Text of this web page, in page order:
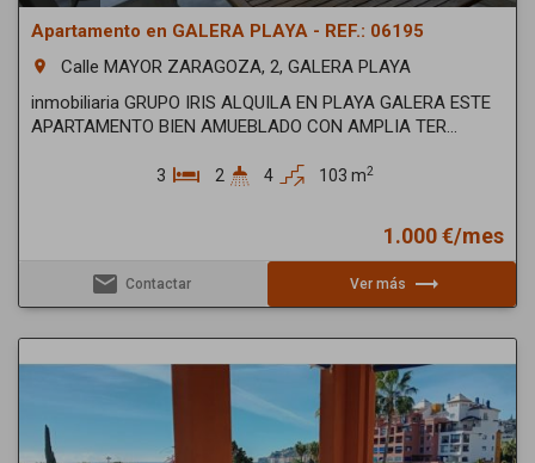
Apartamento en GALERA PLAYA - REF.: 06195
room
Calle MAYOR ZARAGOZA, 2, GALERA PLAYA
inmobiliaria GRUPO IRIS ALQUILA EN PLAYA GALERA ESTE
APARTAMENTO BIEN AMUEBLADO CON AMPLIA TER...
3 2 4 103 m2
1.000 €/mes
email Contactar Ver más trending_flat
Next